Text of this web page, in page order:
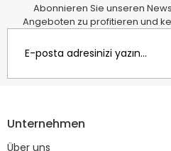
Abonnieren Sie unseren
Angeboten zu profitieren und
Unternehmen
Über uns